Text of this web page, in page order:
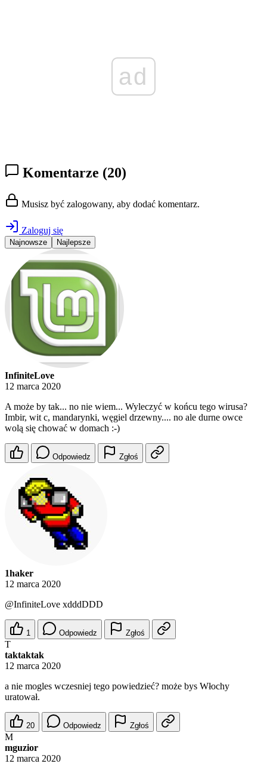
ad
Komentarze (20)
Musisz być zalogowany, aby dodać komentarz.
Zaloguj się
Najnowsze Najlepsze
InfiniteLove
12 marca 2020
A może by tak... no nie wiem... Wyleczyć w końcu tego wirusa?
Imbir, wit c, mandarynki, węgiel drzewny.... no ale durne owce
wolą się chować w domach :-)
Odpowiedz Zgłoś
1haker
12 marca 2020
@InfiniteLove xdddDDD
1 Odpowiedz Zgłoś
T
taktaktak
12 marca 2020
a nie mogles wczesniej tego powiedzieć? może bys Włochy
uratował.
20 Odpowiedz Zgłoś
M
mguzior
12 marca 2020